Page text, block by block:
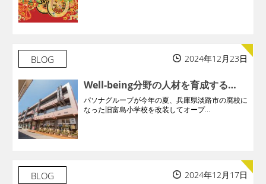
BLOG 2024年12月23日
Well-being分野の人材を育成する…
パソナグループが今年の夏、兵庫県淡路市の廃校に
なった旧富島小学校を改装してオープ...
BLOG 2024年12月17日